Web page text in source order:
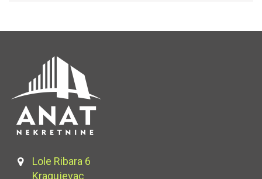
Lole Ribara 6
Kragujevac